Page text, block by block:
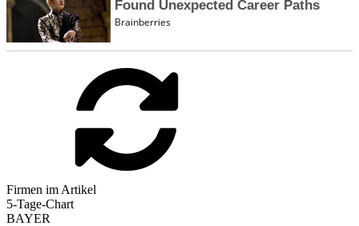
Firmen im Artikel
5-Tage-Chart
BAYER